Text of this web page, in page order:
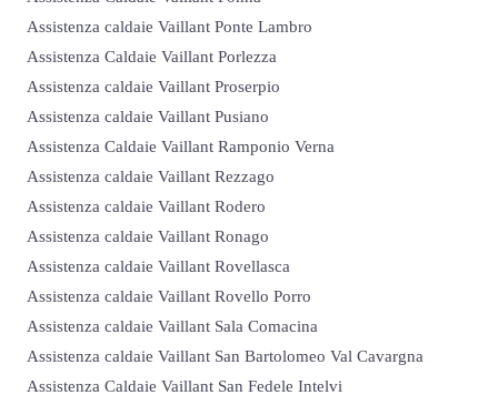
Assistenza caldaie Vaillant Ponte Lambro
Assistenza Caldaie Vaillant Porlezza
Assistenza caldaie Vaillant Proserpio
Assistenza caldaie Vaillant Pusiano
Assistenza Caldaie Vaillant Ramponio Verna
Assistenza caldaie Vaillant Rezzago
Assistenza caldaie Vaillant Rodero
Assistenza caldaie Vaillant Ronago
Assistenza caldaie Vaillant Rovellasca
Assistenza caldaie Vaillant Rovello Porro
Assistenza caldaie Vaillant Sala Comacina
Assistenza caldaie Vaillant San Bartolomeo Val Cavargna
Assistenza Caldaie Vaillant San Fedele Intelvi